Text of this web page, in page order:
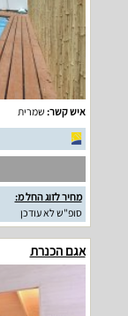
איש קשר: שמרית
מחיר לזוג החל מ:
סופ"ש לא עודכן
אגם הכנרת